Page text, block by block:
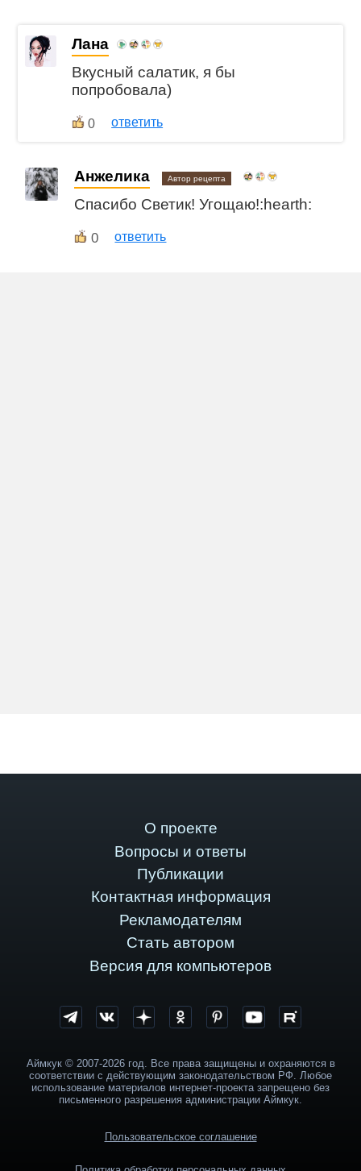
Лана
Вкусный салатик, я бы
попробовала)
0 ответить
Анжелика Автор рецепта
Спасибо Светик! Угощаю!:hearth:
0 ответить
О проекте
Вопросы и ответы
Публикации
Контактная информация
Рекламодателям
Стать автором
Версия для компьютеров
Аймкук © 2007-2026 год. Все права защищены и охраняются в
соответствии с действующим законодательством РФ. Любое
использование материалов интернет-проекта запрещено без
письменного разрешения администрации Аймкук.
Пользовательское соглашение